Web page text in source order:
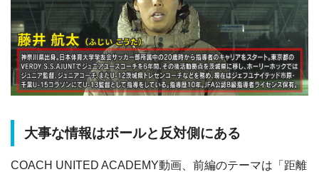
大事な情報はボールと反対側にある
COACH UNITED ACADEMY動画、前編のテーマは「距離